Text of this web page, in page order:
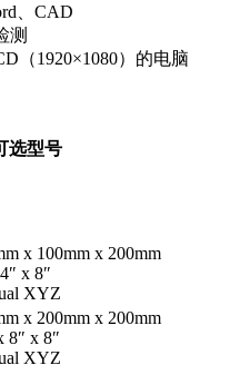
、CAD
测
（1920×1080）的电脑
选型号
x 100mm x 200mm
x 8″
XYZ
x 200mm x 200mm
8″ x 8″
XYZ